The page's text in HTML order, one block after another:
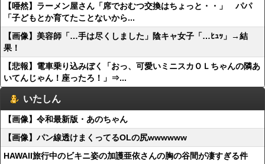
【唖然】ラーメン屋さん「席でおむつ交換はちょっと・・」 パパ
「子どもとか育てたことないから...
【画像】美容師「…手は尽くしました」陰キャ女子「…ﾋｭｯ」→結
果！
【悲報】電車乗り込みぼく「おっ、可愛いミニスカＯＬちゃんの隣あ
いてんじゃん！座ったろ！」⇒...
いたしん
【画像】令和最新版・あのちゃん
【画像】パン線透けまくってるOLの尻wwwwww
HAWAII旅行中のビキニ姿の加護亜依さんの胸の谷間が凄すぎる件